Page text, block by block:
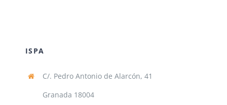
ISPA
C/. Pedro Antonio de Alarcón, 41
Granada 18004